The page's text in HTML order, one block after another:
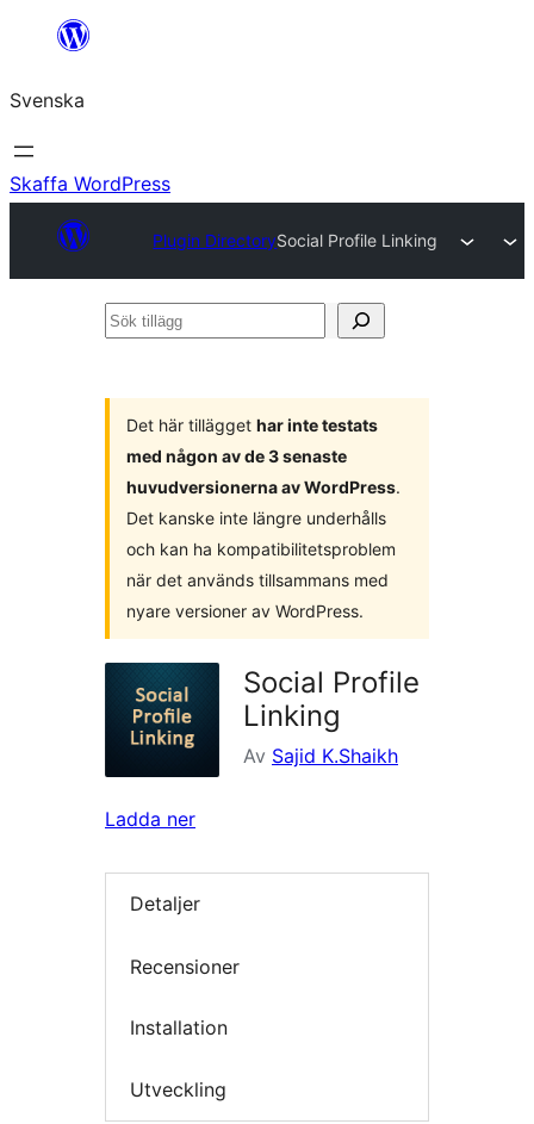
Hoppa
innehåll
Svenska
Skaffa WordPress
Plugin DirectorySocial Profile Linking
Sök
Det här tillägget har inte testats
med någon av de 3 senaste
huvudversionerna av WordPress.
Det kanske inte längre underhålls
och kan ha kompatibilitetsproblem
när det används tillsammans med
nyare versioner av WordPress.
Social Profile
Linking
Av Sajid K.Shaikh
Ladda ner
Detaljer
Recensioner
Installation
Utveckling